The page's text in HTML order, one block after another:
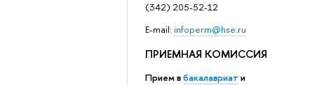
(342) 205-52-12
Е-mail: infoperm@hse.ru
ПРИЕМНАЯ КОМИССИЯ
Прием вбакалавриат и